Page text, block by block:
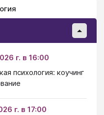
г. в 16:00
психология: коучинг
г. в 17:00